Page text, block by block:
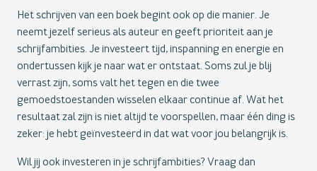
Het schrijven van een boek begint ook op die manier. Je
neemt jezelf serieus als auteur en geeft prioriteit aan je
schrijfambities. Je investeert tijd, inspanning en energie en
ondertussen kijk je naar wat er ontstaat. Soms zul je blij
verrast zijn, soms valt het tegen en die twee
gemoedstoestanden wisselen elkaar continue af. Wat het
resultaat zal zijn is niet altijd te voorspellen, maar één ding is
zeker: je hebt geïnvesteerd in dat wat voor jou belangrijk is.
Wil jij ook investeren in je schrijfambities? Vraag dan